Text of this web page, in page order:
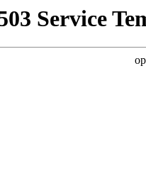
Service